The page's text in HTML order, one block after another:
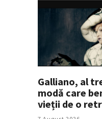
Galliano, al
modă care
vieții de o